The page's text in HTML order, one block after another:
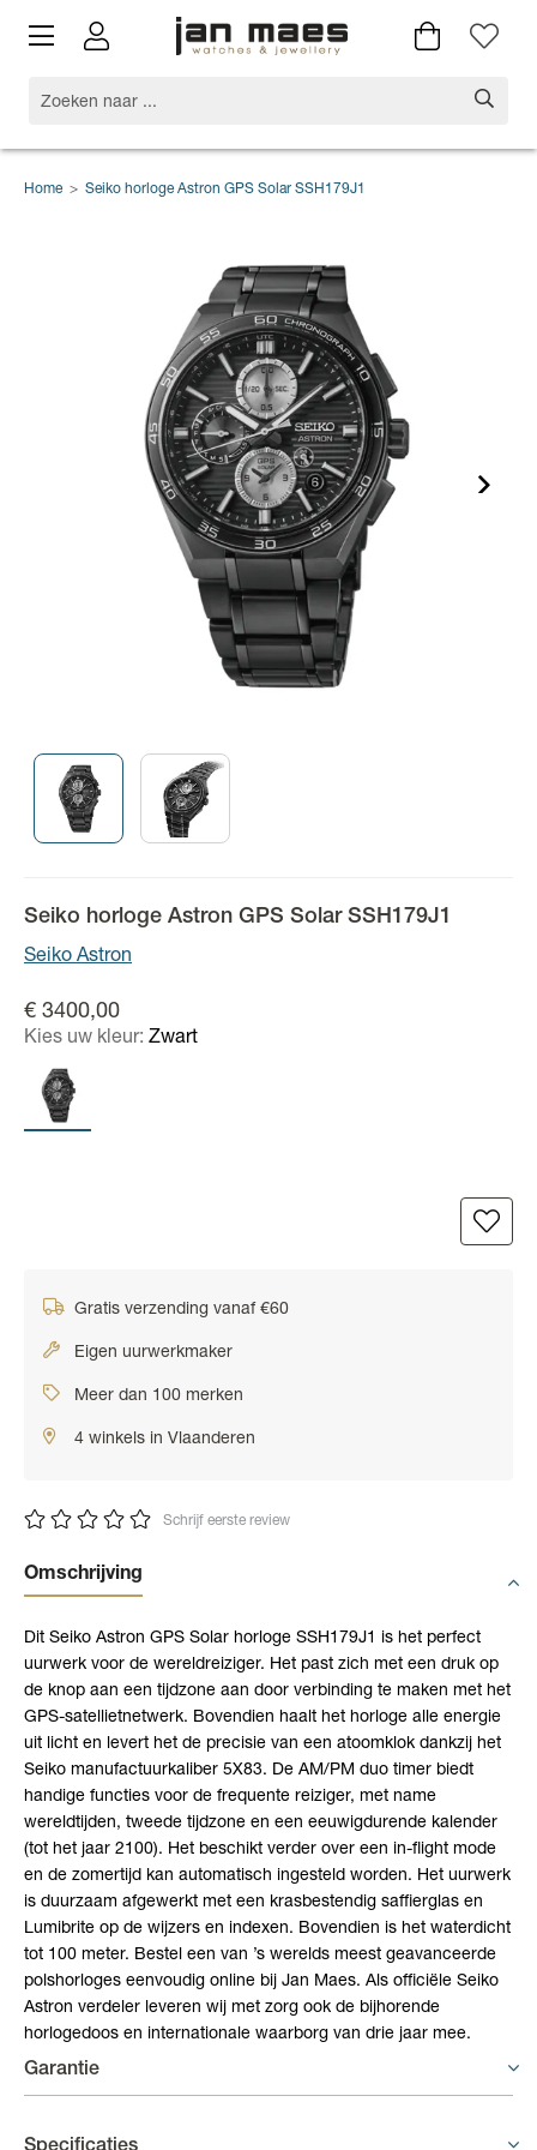
Home > Seiko horloge Astron GPS Solar SSH179J1
Seiko horloge Astron GPS Solar SSH179J1
Seiko Astron
€ 3400,00
Kies uw kleur: Zwart
Gratis verzending vanaf €60
Eigen uurwerkmaker
Meer dan 100 merken
4 winkels in Vlaanderen
Schrijf eerste review
Omschrijving
Dit Seiko Astron GPS Solar horloge SSH179J1 is het perfect
uurwerk voor de wereldreiziger. Het past zich met een druk op
de knop aan een tijdzone aan door verbinding te maken met het
GPS-satellietnetwerk. Bovendien haalt het horloge alle energie
uit licht en levert het de precisie van een atoomklok dankzij het
Seiko manufactuurkaliber 5X83. De AM/PM duo timer biedt
handige functies voor de frequente reiziger, met name
wereldtijden, tweede tijdzone en een eeuwigdurende kalender
(tot het jaar 2100). Het beschikt verder over een in-flight mode
en de zomertijd kan automatisch ingesteld worden. Het uurwerk
is duurzaam afgewerkt met een krasbestendig saffierglas en
Lumibrite op de wijzers en indexen. Bovendien is het waterdicht
tot 100 meter. Bestel een van ’s werelds meest geavanceerde
polshorloges eenvoudig online bij Jan Maes. Als officiële Seiko
Astron verdeler leveren wij met zorg ook de bijhorende
horlogedoos en internationale waarborg van drie jaar mee.
Garantie